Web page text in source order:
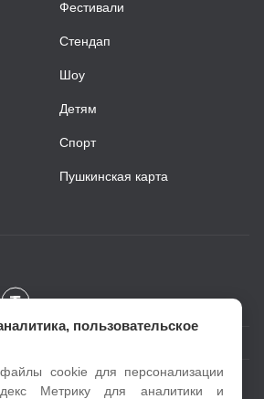
Фестивали
Стендап
Шоу
Детям
Спорт
Пушкинская карта
пользовательское
cookie для персонализации
Метрику для аналитики и